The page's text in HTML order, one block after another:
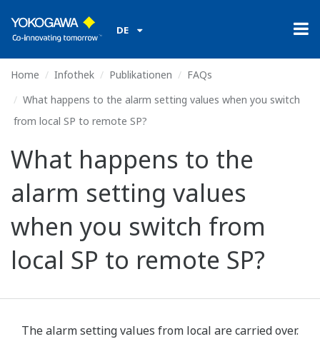
DE
Home Infothek Publikationen
FAQs
What happens to the alarm setting values when you switch
from local SP to remote SP?
What happens to the
alarm setting values
when you switch from
local SP to remote SP?
The alarm setting values from local are carried over.